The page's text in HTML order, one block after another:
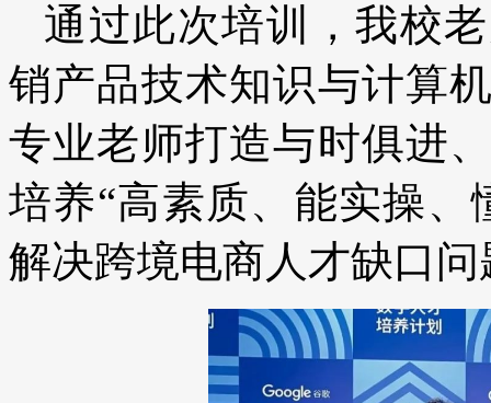
通过此次培训，我校
销产品技术知识与计算
专业老师打造与时俱进
培养“高素质、能实操
解决跨境电商人才缺口问